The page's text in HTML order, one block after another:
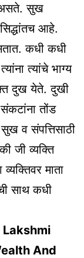
असते. सुख
आहे.
कधी कधी
त्यांचे भाग्य
दुख येते. दुखी
संकटांना तोंड
सुख व संपत्तिसाठी
जी व्यक्ति
माता
साथ कधी
And